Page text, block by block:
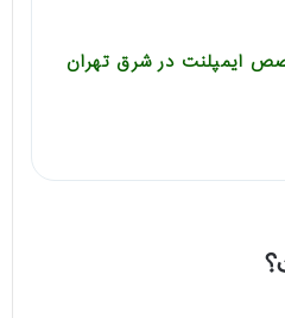
ایمپلنت در شرق تهران